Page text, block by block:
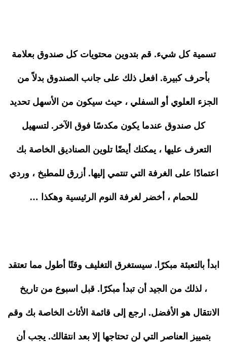
تسمية كل شيء. قم بتدوين محتويات كل صندوق بعلامة
بأحرف كبيرة. افعل ذلك على جانب الصندوق بدلاً من
الجزء العلوي أو السفلي ، حيث سيكون من الأسهل تحديد
كل صندوق عندما يكون مكدسًا فوق الآخر. لتسهيل
التعرف عليها ، يمكنك أيضًا تلوين الصناديق الخاصة بك
اعتمادًا على الغرفة التي تنتمي إليها. أزرق للمطبخ ، وردي
للحمام ، أخضر لغرفة النوم الرئيسية وهكذا …
ابدأ بالتعبئة مبكرًا. سيستغرق التغليف وقتًا أطول مما تعتقد
، لذلك من الجيد أن تبدأ مبكرًا. قبل اسبوع من تاريخ
الانتقال هو الأفضل. ارجع إلى قائمة الأثاث الخاصة بك وقم
بتمييز العناصر التي لن تحتاجها إلا بعد انتقالك. يجب أن